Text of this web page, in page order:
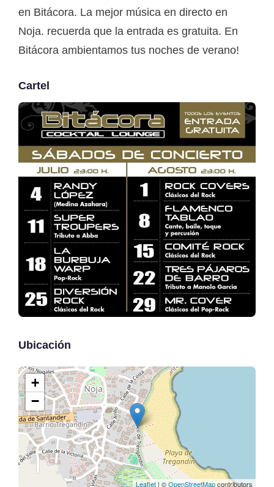
en Bitácora. La mejor música en directo en
Noja. recuerda que la entrada es gratuita. En
Bitácora ambientamos tus noches de verano!
Cartel
Ubicación
+
−
Leaflet| ©OpenStreetMapcontributors